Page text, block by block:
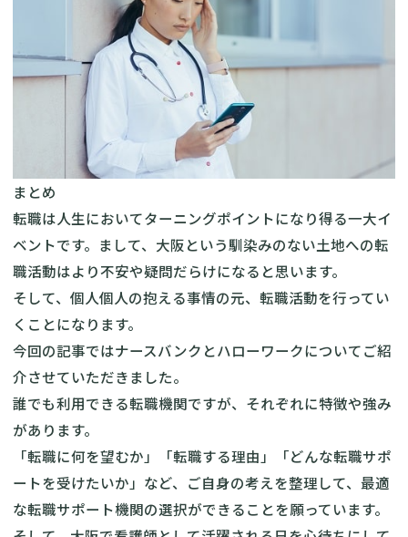
まとめ
転職は人生においてターニングポイントになり得る一大イ
ベントです。まして、大阪という馴染みのない土地への転
職活動はより不安や疑問だらけになると思います。
そして、個人個人の抱える事情の元、転職活動を行ってい
くことになります。
今回の記事ではナースバンクとハローワークについてご紹
介させていただきました。
誰でも利用できる転職機関ですが、それぞれに特徴や強み
があります。
「転職に何を望むか」「転職する理由」「どんな転職サポ
ートを受けたいか」など、ご自身の考えを整理して、最適
な転職サポート機関の選択ができることを願っています。